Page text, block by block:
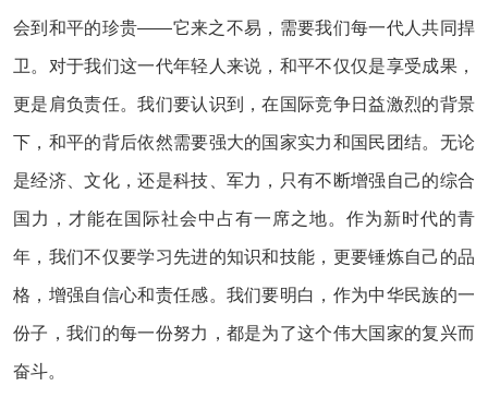
会到和平的珍贵——它来之不易，需要我们每一代人共同捍
卫。对于我们这一代年轻人来说，和平不仅仅是享受成果，
更是肩负责任。我们要认识到，在国际竞争日益激烈的背景
下，和平的背后依然需要强大的国家实力和国民团结。无论
是经济、文化，还是科技、军力，只有不断增强自己的综合
国力，才能在国际社会中占有一席之地。作为新时代的青
年，我们不仅要学习先进的知识和技能，更要锤炼自己的品
格，增强自信心和责任感。我们要明白，作为中华民族的一
份子，我们的每一份努力，都是为了这个伟大国家的复兴而
奋斗。